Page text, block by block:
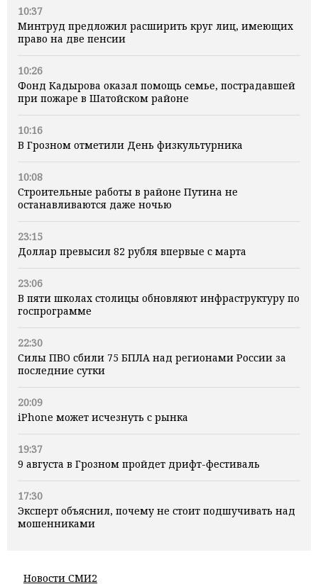
10:37
Минтруд предложил расширить круг лиц, имеющих
право на две пенсии
10:26
Фонд Кадырова оказал помощь семье, пострадавшей
при пожаре в Шатойском районе
10:16
В Грозном отметили День физкультурника
10:08
Строительные работы в районе Путина не
останавливаются даже ночью
23:15
Доллар превысил 82 рубля впервые с марта
23:06
В пяти школах столицы обновляют инфраструктуру по
госпрограмме
22:30
Силы ПВО сбили 75 БПЛА над регионами России за
последние сутки
20:09
iPhone может исчезнуть с рынка
19:37
9 августа в Грозном пройдет дрифт-фестиваль
17:30
Эксперт объяснил, почему не стоит подшучивать над
мошенниками
Новости СМИ2